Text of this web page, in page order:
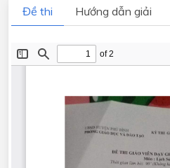
Đề thi Hướng dẫn giải